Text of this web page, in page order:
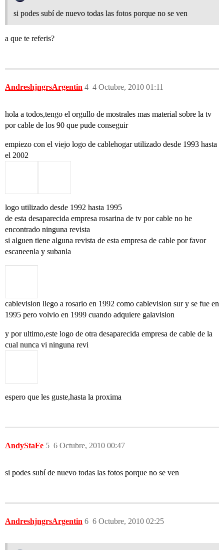
si podes subí de nuevo todas las fotos porque no se ven
a que te referis?
AndreshjngrsArgentin 4 Octubre, 2010 01:11
4
hola a todos,tengo el orgullo de mostrales mas material sobre la tv
por cable de los 90 que pude conseguir
empiezo con el viejo logo de cablehogar utilizado desde 1993 hasta
el 2002
logo utilizado desde 1992 hasta 1995
de esta desaparecida empresa rosarina de tv por cable no he
encontrado ninguna revista
si alguen tiene alguna revista de esta empresa de cable por favor
escaneenla y subanla
cablevision llego a rosario en 1992 como cablevision sur y se fue en
1995 pero volvio en 1999 cuando adquiere galavision
y por ultimo,este logo de otra desaparecida empresa de cable de la
cual nunca vi ninguna revi
espero que les guste,hasta la proxima
AndyStaFe 6 Octubre, 2010 00:47
5
si podes subí de nuevo todas las fotos porque no se ven
AndreshjngrsArgentin 6 Octubre, 2010 02:25
6